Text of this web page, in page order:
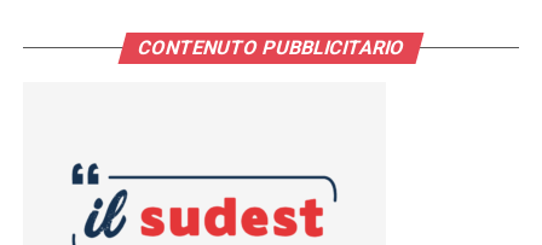
CONTENUTO PUBBLICITARIO